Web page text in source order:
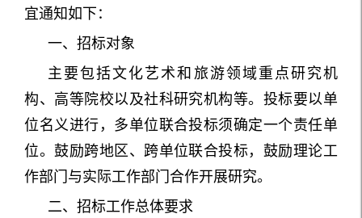
宜通知如下：
一、招标对象
主要包括文化艺术和旅游领域重点研究机
构、高等院校以及社科研究机构等。投标要以单
位名义进行，多单位联合投标须确定一个责任单
位。鼓励跨地区、跨单位联合投标，鼓励理论工
作部门与实际工作部门合作开展研究。
二、招标工作总体要求